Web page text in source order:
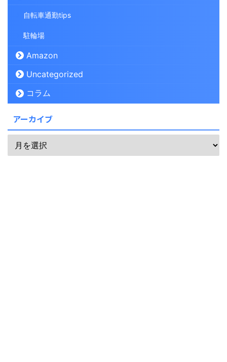
自転車通勤tips
駐輪場
Amazon
Uncategorized
コラム
アーカイブ